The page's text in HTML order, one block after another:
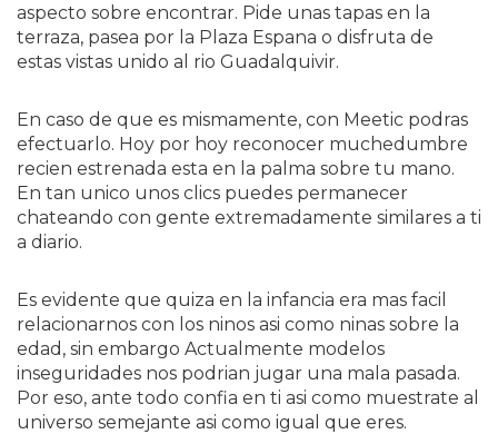
aspecto sobre encontrar. Pide unas tapas en la
terraza, pasea por la Plaza Espana o disfruta de
estas vistas unido al rio Guadalquivir.
En caso de que es mismamente, con Meetic podras
efectuarlo. Hoy por hoy reconocer muchedumbre
recien estrenada esta en la palma sobre tu mano.
En tan unico unos clics puedes permanecer
chateando con gente extremadamente similares a ti
a diario.
Es evidente que quiza en la infancia era mas facil
relacionarnos con los ninos asi­ como ninas sobre la
edad, sin embargo Actualmente modelos
inseguridades nos podri­an jugar una mala pasada.
Por eso, ante todo confia en ti asi­ como muestrate al
universo semejante asi­ como igual que eres.